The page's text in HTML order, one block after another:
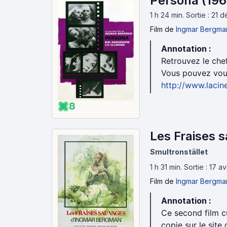
8
1 h 24 min. Sortie : 21
Film de Ingmar
Annotation :
Retrouvez le
Vous pouvez
http://
Les Fraises
Smultronstället
1 h 31 min. Sortie : 17
Film de Ingmar
Annotation :
Ce second film
copie sur le site